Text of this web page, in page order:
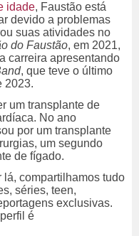
idade, Faustão está
devido a problemas
suas atividades no
do Faustão, em 2021,
carreira apresentando
, que teve o último
2023.
um transplante de
No ano
por um transplante
um segundo
de fígado.
lá, compartilhamos tudo
séries, teen,
exclusivas.
é